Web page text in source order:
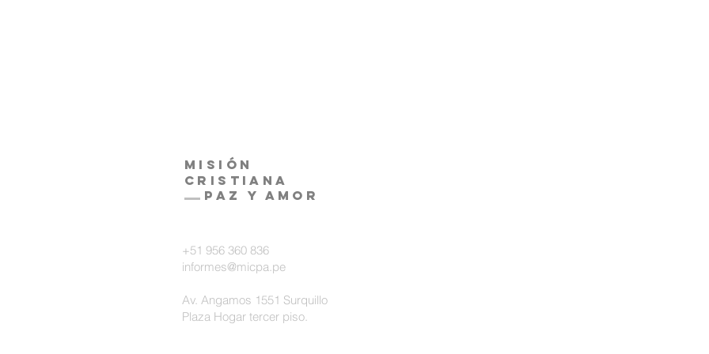
Misión
Cristiana
Paz y amor
+51 956 360 836
informes@micpa.pe
Av. Angamos 1551 Surquillo
Plaza Hogar tercer piso.